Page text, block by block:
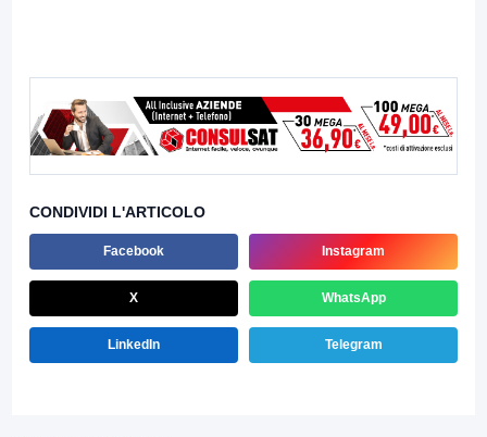
CONDIVIDI L'ARTICOLO
Facebook Instagram
X WhatsApp
LinkedIn Telegram